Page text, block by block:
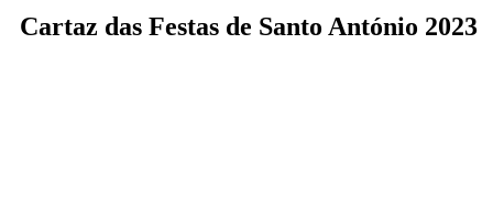
Cartaz das Festas de Santo António 2023